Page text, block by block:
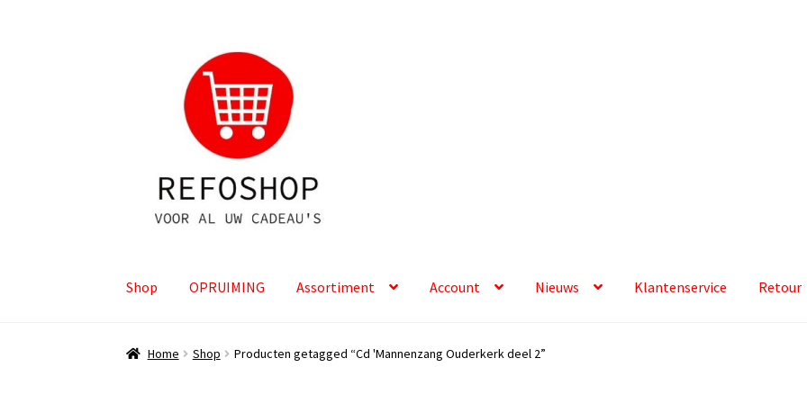
Shop OPRUIMING Assortiment Account Nieuws Klantenservice Retour
Home Shop Producten getagged “Cd 'Mannenzang Ouderkerk deel 2”